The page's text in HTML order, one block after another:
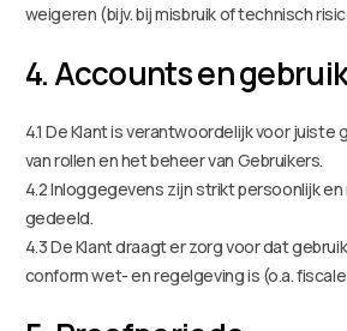
weigeren (bijv. bij misbruik of technisch
4. Accounts en
4.1 De Klant is verantwoordelijk voor
van rollen en het beheer van Gebruikers.
4.2 Inloggegevens zijn strikt persoonlijk
gedeeld.
4.3 De Klant draagt er zorg voor dat
conform wet- en regelgeving is (o.a.